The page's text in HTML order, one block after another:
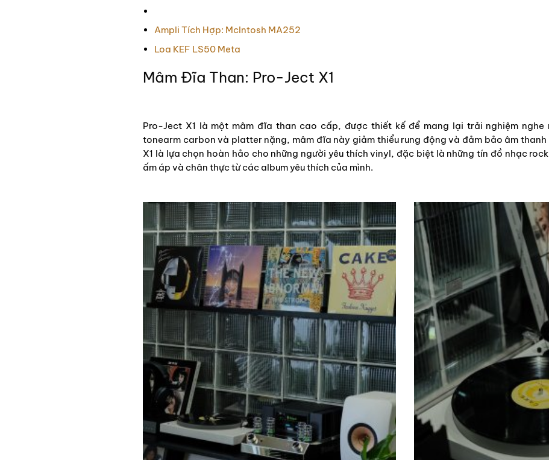
Ampli Tích Hợp: McIntosh MA252
Loa KEF LS50 Meta
Mâm Đĩa Than: Pro-Ject X1
Pro-Ject X1 là một mâm đĩa than cao cấp, được thiết kế để mang lại trải nghiệm
tonearm carbon và platter nặng, mâm đĩa này giảm thiểu rung động và đảm bảo âm
X1 là lựa chọn hoàn hảo cho những người yêu thích vinyl, đặc biệt là những tín đồ nhạc
ấm áp và chân thực từ các album yêu thích của mình.